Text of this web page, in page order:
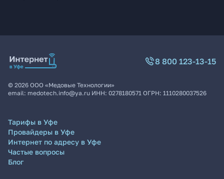
8 800 123-13-15
© 2026 ООО «Медовые Технологии»
email: medotech.info@ya.ru ИНН: 0278180571 ОГРН: 1110280037526
Тарифы в Уфе
Провайдеры в Уфе
Интернет по адресу в Уфе
Частые вопросы
Блог